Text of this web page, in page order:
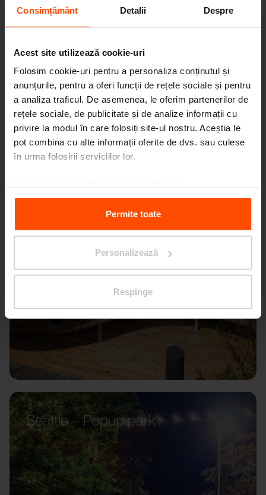
Consimțământ Detalii Despre
Acest site utilizează cookie-uri
Folosim cookie-uri pentru a personaliza conținutul și
anunțurile, pentru a oferi funcții de rețele sociale și pentru
a analiza traficul. De asemenea, le oferim partenerilor de
rețele sociale, de publicitate și de analize informații cu
privire la modul în care folosiți site-ul nostru. Aceștia le
pot combina cu alte informații oferite de dvs. sau culese
în urma folosirii serviciilor lor.
vizitațiPrinciples Relating to the Processing Personal
Permite toate
Personalizează
Respinge
Alte proiecte
Wien – Donauterasse
Seattle – Popup park